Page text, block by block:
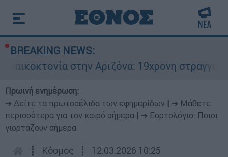
BREAKING NEWS:
στην Αριζόνα: 19χρονη
Πρωινή ενημέρωση:
➔ Δείτε τα πρωτοσέλιδα των εφημερίδων
➔ Μάθετε
περισσότερα για τον καιρό σήμερα
➔ Εορτολόγιο: Ποιοι
γιορτάζουν σήμερα
┋ Κόσμος ┋ 12.03.2026 10:25